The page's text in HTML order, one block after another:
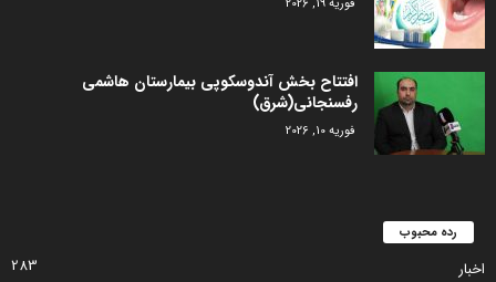
فوریه 19, 2026
افتتاح بخش آندوسکوپی بیمارستان هاشمی
رفسنجانی(شرق)
فوریه 10, 2026
رده محبوب
اخبار 283